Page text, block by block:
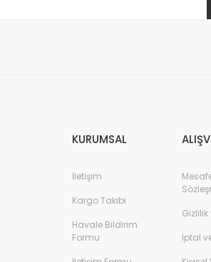
KURUMSAL
İletişim
Kargo Takibi
Havale Bildirim
Formu
İptal